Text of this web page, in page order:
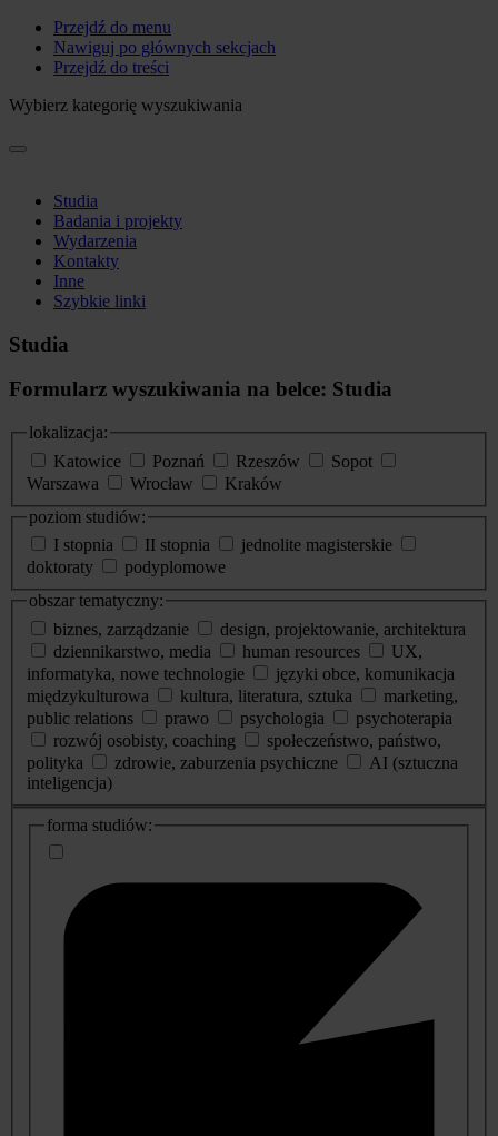
Przejdź do menu
Nawiguj po głównych sekcjach
Przejdź do treści
Wybierz kategorię wyszukiwania
Studia
Badania i projekty
Wydarzenia
Kontakty
Inne
Szybkie linki
Studia
Formularz wyszukiwania na belce: Studia
lokalizacja:
Katowice
Poznań Rzeszów
Sopot
Warszawa
Wrocław
Kraków
poziom studiów:
I stopnia
II stopnia
jednolite magisterskie
doktoraty
podyplomowe
obszar tematyczny:
biznes, zarządzanie
design, projektowanie, architektura
dziennikarstwo, media
human resources
UX,
informatyka, nowe technologie
języki obce, komunikacja
międzykulturowa
kultura, literatura, sztuka
marketing,
public relations
prawo psychologia
psychoterapia
rozwój osobisty, coaching
społeczeństwo, państwo,
polityka
zdrowie, zaburzenia psychiczne
AI (sztuczna
inteligencja)
dodatkowe
informacje
forma studiów: